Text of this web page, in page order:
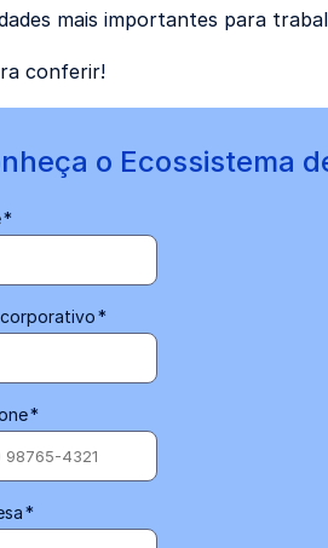
mais importantes para
conferir!
o Ecossistema
*
corporativo*
*
*